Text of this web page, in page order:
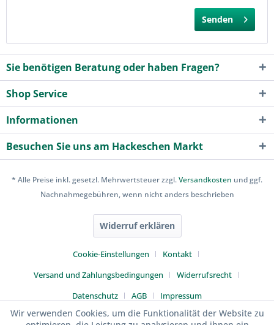
Senden
Sie benötigen Beratung oder haben Fragen?
Shop Service
Informationen
Besuchen Sie uns am Hackeschen Markt
* Alle Preise inkl. gesetzl. Mehrwertsteuer zzgl.Versandkosten und ggf.
Nachnahmegebühren, wenn nicht anders beschrieben
Widerruf erklären
Cookie-Einstellungen
Kontakt
Versand und Zahlungsbedingungen
Widerrufsrecht
Datenschutz
AGB Impressum
Wir verwenden Cookies, um die Funktionalität der Website zu